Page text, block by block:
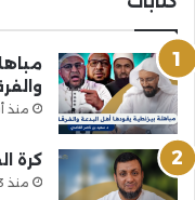
منذ
كرة
منذ 3 أسابيع